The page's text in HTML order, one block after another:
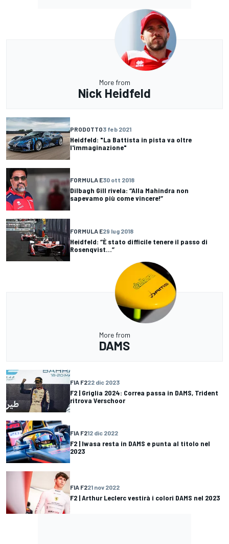
More from
Nick Heidfeld
PRODOTTO3 feb 2021
Heidfeld: "La Battista in pista va oltre
l'immaginazione"
FORMULA E30 ott 2018
Dilbagh Gill rivela: “Alla Mahindra non
sapevamo più come vincere!”
FORMULA E29 lug 2018
Heidfeld: “È stato difficile tenere il passo di
Rosenqvist...”
More from
DAMS
FIA F222 dic 2023
F2 | Griglia 2024: Correa passa in DAMS, Trident
ritrova Verschoor
FIA F212 dic 2022
F2 | Iwasa resta in DAMS e punta al titolo nel
2023
FIA F221 nov 2022
F2 | Arthur Leclerc vestirà i colori DAMS nel 2023